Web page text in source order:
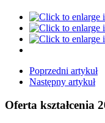
Poprzedni artykuł
Następny artykuł
Oferta kształcenia